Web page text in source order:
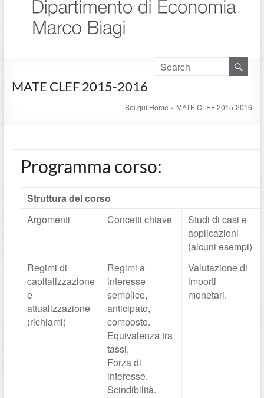
MATE CLEF 2015-2016
Sei qui:Home » MATE CLEF 2015-2016
Programma corso:
Struttura del corso
Argomenti
Concetti chiave
Studi di casi e
applicazioni
(alcuni esempi)
Regimi di
capitalizzazione
e
attualizzazione
(richiami)
Regimi a
interesse
semplice,
anticipato,
composto.
Equivalenza tra
tassi.
Forza di
interesse.
Scindibilità.
Valutazione di
importi
monetari.